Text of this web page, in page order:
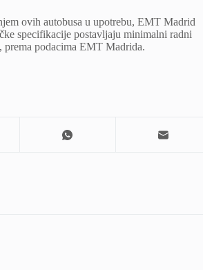
ovih autobusa u upotrebu, EMT Madrid
specifikacije postavljaju minimalni radni
prema podacima EMT Madrida.